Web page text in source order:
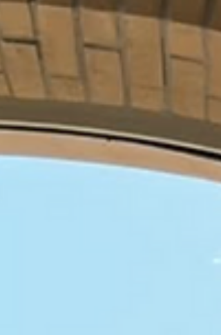
della massa muscolare, componente
fondamentale per il benessere
complessivo e per il mantenimento di
metabolismo efficiente. A Palazzo
Fiuggi cerchiamo di comprendere come